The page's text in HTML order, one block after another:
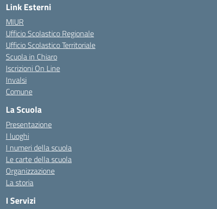
Link Esterni
MIUR
Ufficio Scolastico Regionale
Ufficio Scolastico Territoriale
Scuola in Chiaro
Iscrizioni On Line
Invalsi
Comune
La Scuola
Presentazione
I luoghi
I numeri della scuola
Le carte della scuola
Organizzazione
La storia
I Servizi